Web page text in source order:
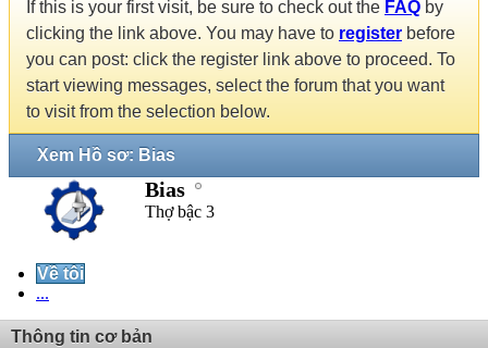
If this is your first visit, be sure to check out the FAQ by
clicking the link above. You may have to register before
you can post: click the register link above to proceed. To
start viewing messages, select the forum that you want
to visit from the selection below.
Xem Hồ sơ: Bias
Bias
Thợ bậc 3
Về tôi
...
Thông tin cơ bản